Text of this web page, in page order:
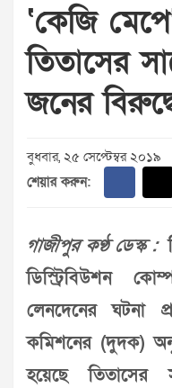
‘কেজি
তিতাসের
জনের
বুধবার, ২৫ সেপ্টেম্বর ২০১৯
শেয়ার করুন:
গাজীপুর কণ্ঠ ডেস্ক :
ডিস্ট্রিবিউশন
লেনদেনের ঘটনা
কমিশনের (দুদক)
হয়েছে তিতাসের